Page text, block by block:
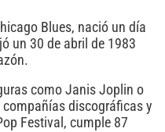
Blues, nació un día
un 30 de abril de 1983
como Janis Joplin o
compañías discográficas y
Festival, cumple 87